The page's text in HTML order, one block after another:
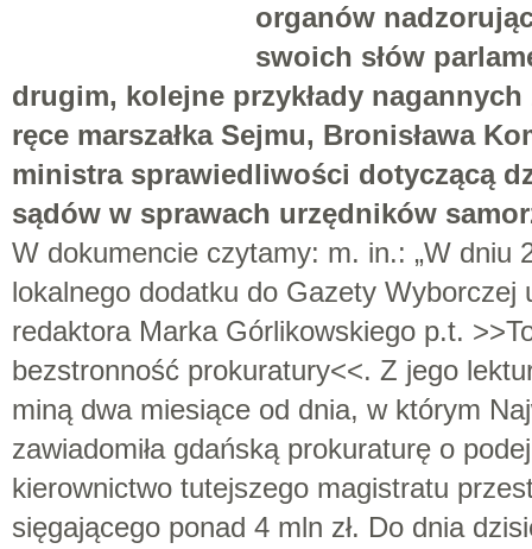
organów
swoich słów
drugim, kolejne przykłady nagannych
ręce marszałka Sejmu, Bronisława
ministra sprawiedliwości dotyczącą
sądów w sprawach urzędników
W dokumencie czytamy: m. in.: „W dniu
lokalnego dodatku do Gazety Wyborczej
redaktora Marka Górlikowskiego p.t.
bezstronność prokuratury<<. Z jego
miną dwa miesiące od dnia, w którym
zawiadomiła gdańską prokuraturę o
kierownictwo tutejszego magistratu
sięgającego ponad 4 mln zł. Do dnia